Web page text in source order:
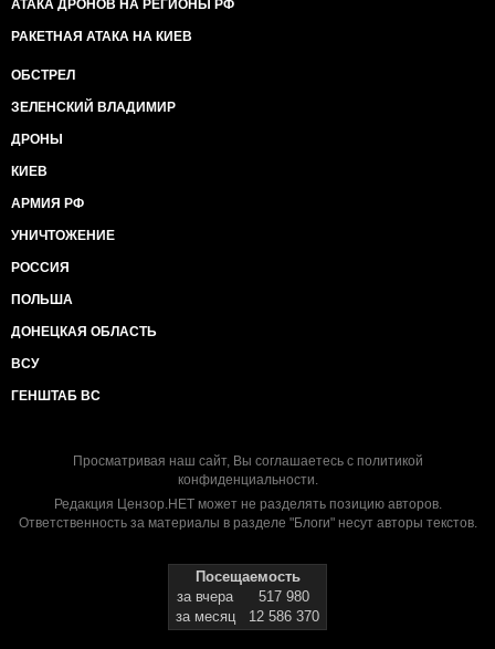
АТАКА ДРОНОВ НА РЕГИОНЫ РФ
РАКЕТНАЯ АТАКА НА КИЕВ
ОБСТРЕЛ
ЗЕЛЕНСКИЙ ВЛАДИМИР
ДРОНЫ
КИЕВ
АРМИЯ РФ
УНИЧТОЖЕНИЕ
РОССИЯ
ПОЛЬША
ДОНЕЦКАЯ ОБЛАСТЬ
ВСУ
ГЕНШТАБ ВС
Просматривая наш сайт, Вы соглашаетесь с политикой
конфиденциальности.
Редакция Цензор.НЕТ может не разделять позицию авторов.
Ответственность за материалы в разделе "Блоги" несут авторы текстов.
Посещаемость
за вчера
517 980
за месяц
12 586 370